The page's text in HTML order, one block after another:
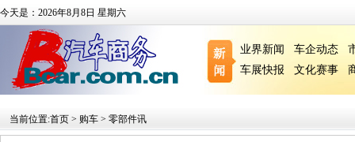
今天是：2026年8月8日 星期六
业界新闻 车企动态
车展快报
文化赛事
当前位置:首页 > 购车 > 零部件讯